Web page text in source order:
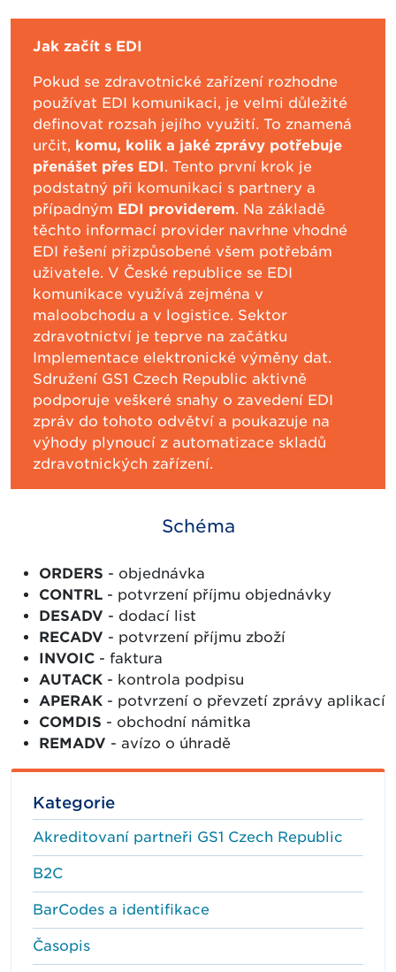
Jak začít s EDI
Pokud se zdravotnické zařízení rozhodne
používat EDI komunikaci, je velmi důležité
definovat rozsah jejího využití. To znamená
určit, komu, kolik a jaké zprávy potřebuje
přenášet přes EDI. Tento první krok je
podstatný při komunikaci s partnery a
případným EDI providerem. Na základě
těchto informací provider navrhne vhodné
EDI řešení přizpůsobené všem potřebám
uživatele. V České republice se EDI
komunikace využívá zejména v
maloobchodu a v logistice. Sektor
zdravotnictví je teprve na začátku
Implementace elektronické výměny dat.
Sdružení GS1 Czech Republic aktivně
podporuje veškeré snahy o zavedení EDI
zpráv do tohoto odvětví a poukazuje na
výhody plynoucí z automatizace skladů
zdravotnických zařízení.
Schéma
ORDERS - objednávka
CONTRL - potvrzení příjmu objednávky
DESADV - dodací list
RECADV - potvrzení příjmu zboží
INVOIC - faktura
AUTACK - kontrola podpisu
APERAK - potvrzení o převzetí zprávy aplikací
COMDIS - obchodní námitka
REMADV - avízo o úhradě
Kategorie
Akreditovaní partneři GS1 Czech Republic
B2C
BarCodes a identifikace
Časopis